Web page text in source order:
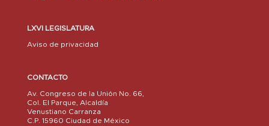
LXVI LEGISLATURA
Aviso de privacidad
CONTACTO
Av. Congreso de la Unión No. 66,
Col. El Parque, Alcaldía
Venustiano Carranza
C.P. 15960 Ciudad de México